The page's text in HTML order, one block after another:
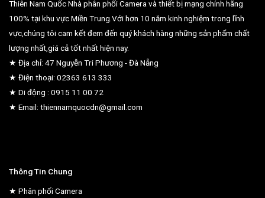
Thiên Nam Quốc Nhà phân phối Camera và thiết bị mạng chính hãng
100% tại khu vực Miền Trung.Với hơn 10 năm kinh nghiệm trong lĩnh
vực,chúng tôi cam kết đem đến quý khách hàng những sản phẩm chất
lượng nhất,giá cả tốt nhất hiện nay.
★ Địa chỉ: 47 Nguyễn Tri Phương - Đà Nẵng
★ Điện thoại: 02363 613 333
★ Di động : 0915 11 00 72
★ Email: thiennamquocdn@gmail.com
Thông Tin Chung
★ Phân phối Camera